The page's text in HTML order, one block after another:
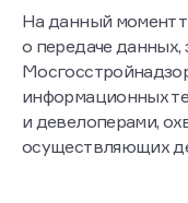
На данный момент
о передаче
информационных
и девелоперами,
осуществляющих